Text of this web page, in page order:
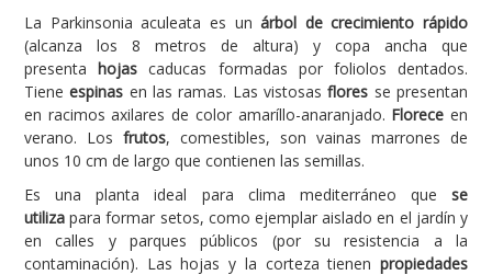
Flores y Plantas
Árboles y Palmeras
Arbustos y Trepadoras
Cactus y Suculentas
La Parkinsonia aculeata es unárbol de crecimiento rápido
(alcanza los 8 metros de altura) y copa ancha que
presentahojas caducas formadas por foliolos dentados.
Tieneespinas en las ramas. Las vistosasflores se presentan
en racimos axilares de color amaríllo-anaranjado. Florece en
verano. Los frutos, comestibles, son vainas marrones de
unos 10 cm de largo que contienen las semillas.
Es una planta ideal para clima mediterráneo que se
utiliza para formar setos, como ejemplar aislado en el jardín y
en calles y parques públicos (por su resistencia a la
contaminación). Las hojas y la corteza tienen propiedades